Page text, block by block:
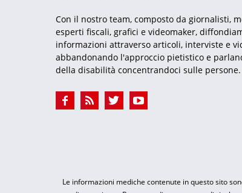
Con il nostro team, composto da giornalisti,
esperti fiscali, grafici e videomaker,
informazioni attraverso articoli, interviste e
abbandonando l'approccio pietistico e
della disabilità concentrandoci sulle persone.
Le informazioni mediche contenute in questo sito